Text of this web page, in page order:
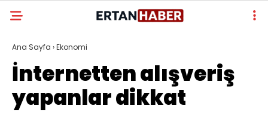
Ana Sayfa ›Ekonomi
İnternetten alışveriş
yapanlar dikkat